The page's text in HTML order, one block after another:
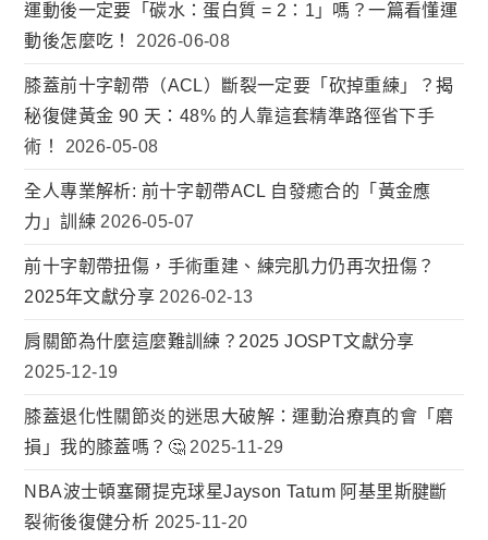
運動後一定要「碳水：蛋白質 = 2：1」嗎？一篇看懂運
動後怎麼吃！
2026-06-08
膝蓋前十字韌帶（ACL）斷裂一定要「砍掉重練」？揭
秘復健黃金 90 天：48% 的人靠這套精準路徑省下手
術！
2026-05-08
全人專業解析: 前十字韌帶ACL 自發癒合的「黃金應
力」訓練 2026-05-07
前十字韌帶扭傷，手術重建、練完肌力仍再次扭傷？
2025年文獻分享 2026-02-13
肩關節為什麼這麼難訓練？2025 JOSPT文獻分享
2025-12-19
膝蓋退化性關節炎的迷思大破解：運動治療真的會「磨
損」我的膝蓋嗎？🤔 2025-11-29
NBA波士頓塞爾提克球星Jayson Tatum 阿基里斯腱斷
裂術後復健分析 2025-11-20